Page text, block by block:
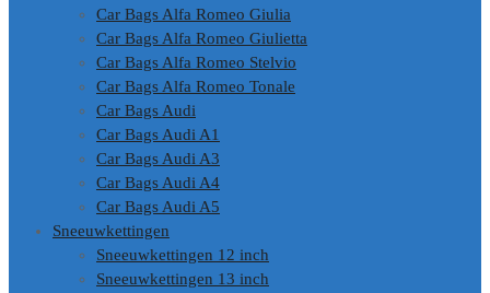
Car Bags Alfa Romeo Giulia
Car Bags Alfa Romeo Giulietta
Car Bags Alfa Romeo Stelvio
Car Bags Alfa Romeo Tonale
Car Bags Audi
Car Bags Audi A1
Car Bags Audi A3
Car Bags Audi A4
Car Bags Audi A5
Sneeuwkettingen
Sneeuwkettingen 12 inch
Sneeuwkettingen 13 inch